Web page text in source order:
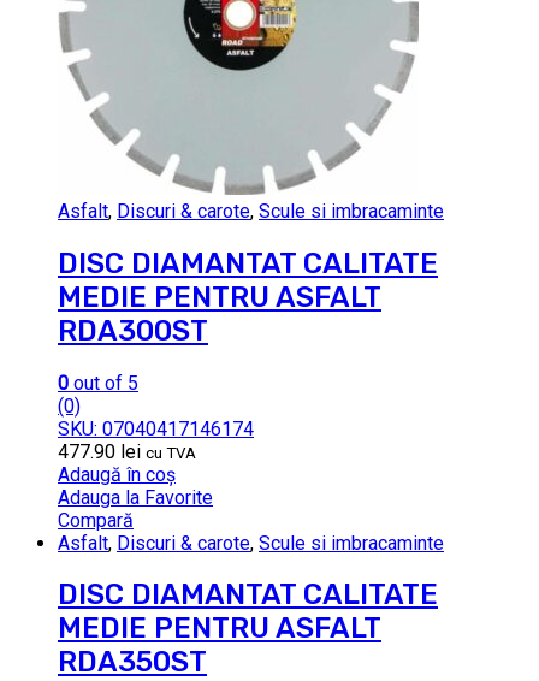
Asfalt, Discuri & carote, Scule si imbracaminte
DISC DIAMANTAT CALITATE
MEDIE PENTRU ASFALT
RDA300ST
0 out of 5
(0)
SKU: 07040417146174
477.90 lei cu TVA
Adaugă în coș
Adauga la Favorite
Compară
Asfalt, Discuri & carote, Scule si imbracaminte
DISC DIAMANTAT CALITATE
MEDIE PENTRU ASFALT
RDA350ST